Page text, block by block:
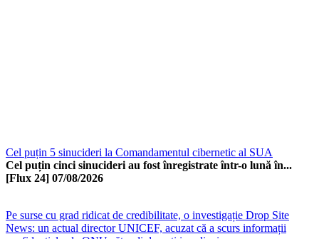
Cel puțin 5 sinucideri la Comandamentul cibernetic al SUA
Cel puțin cinci sinucideri au fost înregistrate într-o lună în...
[Flux 24] 07/08/2026
Pe surse cu grad ridicat de credibilitate, o investigație Drop Site
News: un actual director UNICEF, acuzat că a scurs informații